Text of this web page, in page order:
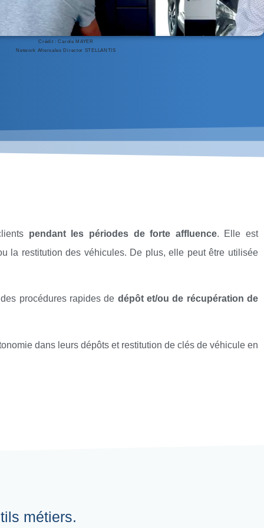
Crédit : Carole MAYER
Network Aftersales Director STELLANTIS
pendant les périodes de forte affluence. Elle est
la restitution des véhicules. De plus, elle peut être utilisée
procédures rapides de dépôt et/ou de récupération de
dans leurs dépôts et restitution de clés de véhicule en
métiers.